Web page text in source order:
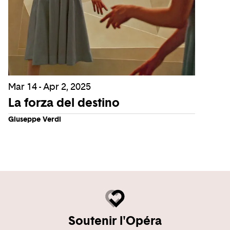
Mar 14 - Apr 2, 2025
La forza del destino
Giuseppe Verdi
Soutenir l'Opéra